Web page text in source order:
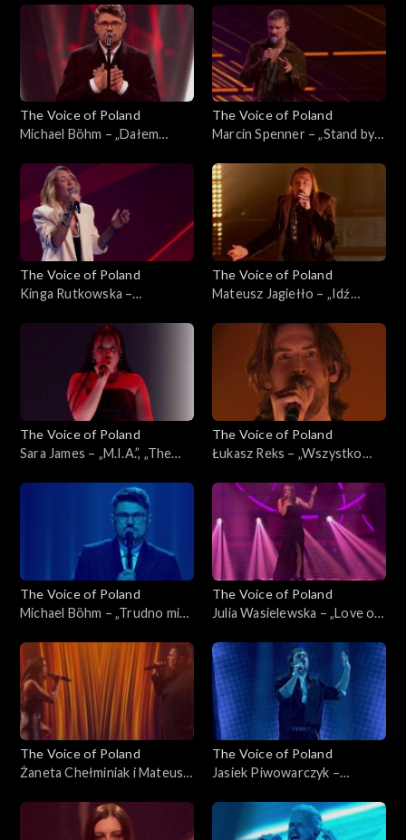
Poland”, Live 3, 22 listopada
Poland”, Live 3, 22 listopada
2025
The Voice of Poland
Michael Böhm – „Dałem
Poland”, Live 3, 22 listopada
2025
The Voice of Poland
Marcin Spenner – „Stand by
Poland”, Live 2, 15 listopada
2025
The Voice of Poland
Kinga Rutkowska –
of Poland”, Live 2, 15
listopada 2025
The Voice of Poland
Mateusz Jagiełło – „Idź
Live 2, 15 listopada 2025
The Voice of Poland
Sara James – „M.I.A.”, „The
listopada 2025
The Voice of Poland
Łukasz Reks – „Wszystko
Poland”, Live 2, 15 listopada
The Voice of Poland
Michael Böhm – „Trudno mi
Poland”, Live 2, 15 listopada
2025
The Voice of Poland
Julia Wasielewska – „Love on
Live 2, 15 listopada 2025
The Voice of Poland
Żaneta Chełminiak i Mateusz
Beautiful”, „The Voice of
Poland”, Live 2, 15 listopada
The Voice of Poland
Jasiek Piwowarczyk –
Voice of Poland”, Live 2, 15
listopada 2025